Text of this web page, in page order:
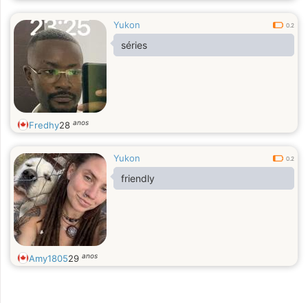
Yukon 0.2
séries
Fredhy28 anos
Yukon 0.2
friendly
Amy180529 anos